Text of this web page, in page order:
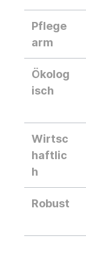
Pflege
arm
Ökolog
isch
Wirtsc
haftlic
h
Robust